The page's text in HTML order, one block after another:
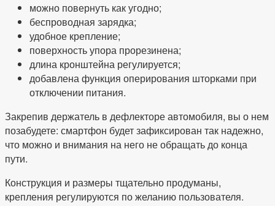
можно повернуть как угодно;
беспроводная зарядка;
удобное крепление;
поверхность упора прорезинена;
длина кронштейна регулируется;
добавлена функция оперирования шторками при
отключении питания.
Закрепив держатель в дефлекторе автомобиля, вы о нем
позабудете: смартфон будет зафиксирован так надежно,
что можно и внимания на него не обращать до конца
пути.
Конструкция и размеры тщательно продуманы,
крепления регулируются по желанию пользователя.